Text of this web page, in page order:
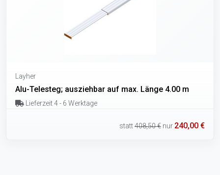
Layher
Alu-Telesteg; ausziehbar auf max. Länge 4.00 m
Lieferzeit 4 - 6 Werktage
statt408,50 € nur 240,00 €